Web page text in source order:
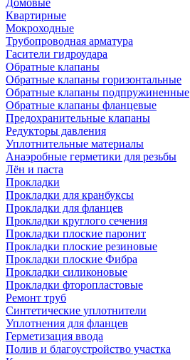
Квартирные
Мокроходные
Трубопроводная арматура
Гасители гидроудара
Обратные клапаны
Обратные клапаны горизонтальные
Обратные клапаны подпружиненные
Обратные клапаны фланцевые
Предохранительные клапаны
Редукторы давления
Уплотнительные материалы
Анаэробные герметики для резьбы
Лён и паста
Прокладки
Прокладки для кранбуксы
Прокладки для фланцев
Прокладки круглого сечения
Прокладки плоские паронит
Прокладки плоские резиновые
Прокладки плоские Фибра
Прокладки силиконовые
Прокладки фторопластовые
Ремонт труб
Синтетические уплотнители
Уплотнения для фланцев
Герметизация ввода
Полив и благоустройство участка